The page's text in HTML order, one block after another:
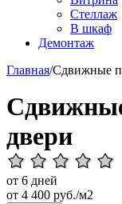
Стеллаж
В шкаф
Демонтаж
Главная/Сдвижные
двери
от 6 дней
от 4 400 руб./м2